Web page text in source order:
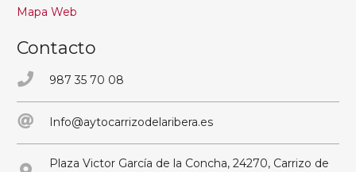
Mapa Web
Contacto
987 35 70 08
Info@aytocarrizodelaribera.es
Plaza Victor García de la Concha, 24270, Carrizo de